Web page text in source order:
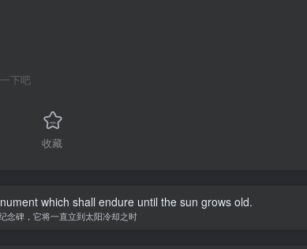
下吧
收藏
which shall endure until the sun grows old.
念碑，它将一直立到太阳冷却之时